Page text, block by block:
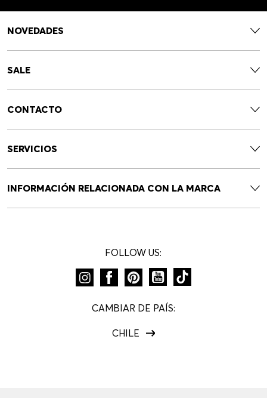
NOVEDADES
SALE
CONTACTO
SERVICIOS
INFORMACIÓN RELACIONADA CON LA MARCA
FOLLOW US:
CAMBIAR DE PAÍS:
CHILE